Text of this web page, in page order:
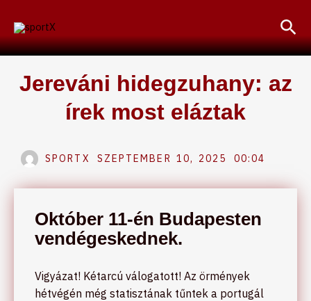
content
Jereváni hidegzuhany: az
írek most eláztak
SPORTX SZEPTEMBER 10, 2025 00:04
Október 11-én Budapesten
vendégeskednek.
Vigyázat! Kétarcú válogatott! Az örmények
hétvégén még statisztának tűntek a portugál